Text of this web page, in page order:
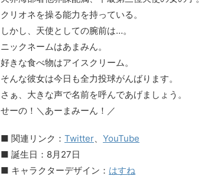
クリオネを操る能力を持っている。
しかし、天使としての腕前は…。
ニックネームはあまみん。
好きな食べ物はアイスクリーム。
そんな彼女は今日も全力投球がんばります。
さぁ、大きな声で名前を呼んであげましょう。
せーの！＼あーまみーん！／
■ 関連リンク： Twitter、 YouTube
■ 誕生日：8月27日
■ キャラクターデザイン： はすね